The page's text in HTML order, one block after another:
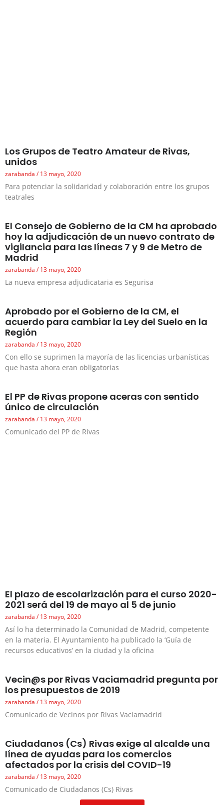
Los Grupos de Teatro Amateur de Rivas,
unidos
zarabanda 13 mayo, 2020
Para potenciar la solidaridad y colaboración entre los grupos
teatrales
El Consejo de Gobierno de la CM ha aprobado
hoy la adjudicación de un nuevo contrato de
vigilancia para las líneas 7 y 9 de Metro de
Madrid
zarabanda 13 mayo, 2020
La nueva empresa adjudicataria es Segurisa
Aprobado por el Gobierno de la CM, el
acuerdo para cambiar la Ley del Suelo en la
Región
zarabanda 13 mayo, 2020
Con ello se suprimen la mayoría de las licencias urbanísticas
que hasta ahora eran obligatorias
El PP de Rivas propone aceras con sentido
único de circulación
zarabanda 13 mayo, 2020
Comunicado del PP de Rivas
El plazo de escolarización para el curso 2020-
2021 será del 19 de mayo al 5 de junio
zarabanda 13 mayo, 2020
Así lo ha determinado la Comunidad de Madrid, competente
en la materia. El Ayuntamiento ha publicado la ‘Guía de
recursos educativos’ en la ciudad y la oficina
Vecin@s por Rivas Vaciamadrid pregunta por
los presupuestos de 2019
zarabanda 13 mayo, 2020
Comunicado de Vecinos por Rivas Vaciamadrid
Ciudadanos (Cs) Rivas exige al alcalde una
línea de ayudas para los comercios
afectados por la crisis del COVID-19
zarabanda 13 mayo, 2020
Comunicado de Ciudadanos (Cs) Rivas